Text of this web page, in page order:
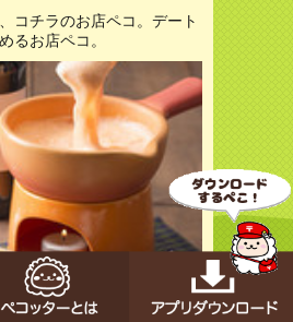
コチラのお店ペコ。デート
るお店ペコ。
お店をチェック